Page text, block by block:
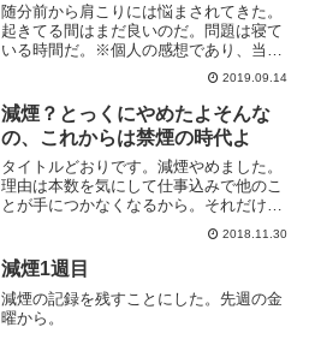
随分前から肩こりには悩まされてきた。
起きてる間はまだ良いのだ。問題は寝て
いる時間だ。※個人の感想であり、当然
ですが医師の判断を仰ぐようにしてくだ
2019.09.14
減煙？とっくにやめたよそんな
の、これからは禁煙の時代よ
タイトルどおりです。減煙やめました。
理由は本数を気にして仕事込みで他のこ
とが手につかなくなるから。それだけ。
で、禁煙をすることにしました。2018.11.30
減煙1週目
減煙の記録を残すことにした。先週の金
曜から。